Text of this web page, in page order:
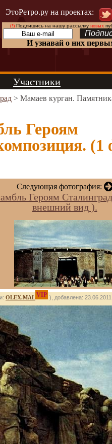
ЭтоРетро.ру на проектах:
(!)Подпишись на нашу рассылку новых
И узнавай о них
Участники
> Мамаев курган.
Героям
(1
Следующая фотография:
Героям
внешний вид ).
OLEX.MALVIP ), добавлена: